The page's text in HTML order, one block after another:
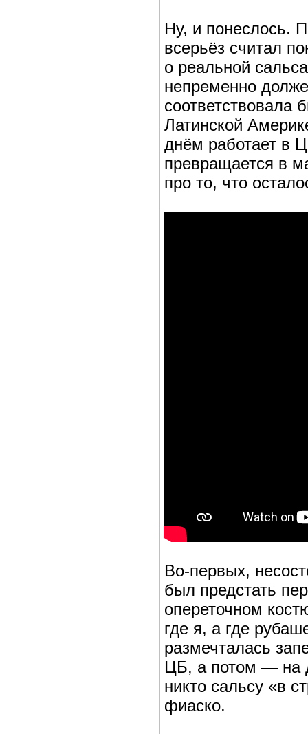
Ну, и понеслось.
всерьёз считал
о реальной
непременно
соответствовала
Латинской
днём работает в
превращается в
про то, что
Во-первых,
был предстать
опереточном
где я, а где
размечталась
ЦБ, а потом — на
никто сальсу «в
фиаско.